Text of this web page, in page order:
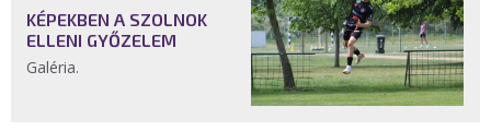
KÉPEKBEN A SZOLNOK
ELLENI GYŐZELEM
Galéria.